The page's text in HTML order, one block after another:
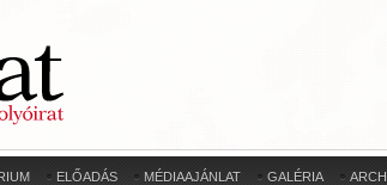
ELŐADÁS MÉDIAAJÁNLAT GALÉRIA